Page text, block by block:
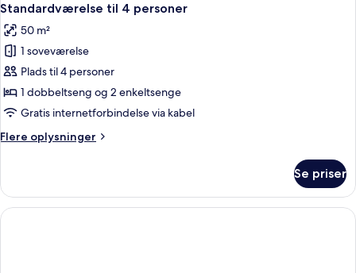
Standardværelse til 4 personer
50 m²
1 soveværelse
Plads til 4 personer
1 dobbeltseng og 2 enkeltsenge
Gratis internetforbindelse via kabel
Flere oplysninger
Flere
til
4
personer
Se priser